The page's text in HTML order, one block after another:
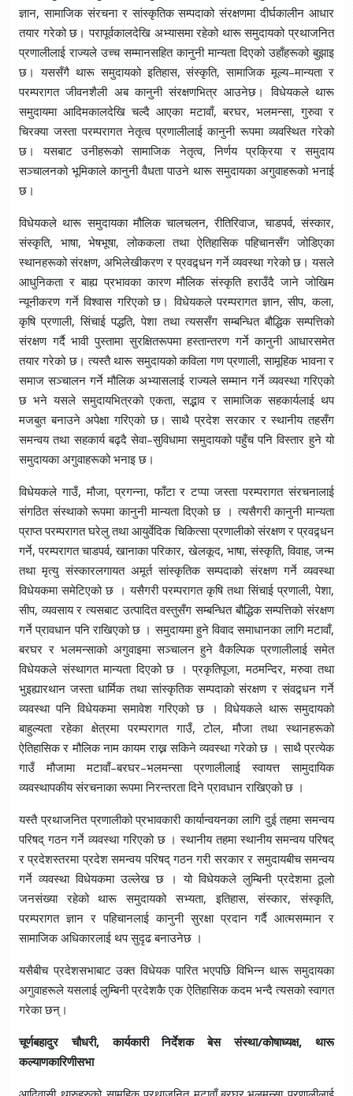
ज्ञान, सामाजिक संरचना र सांस्कृतिक सम्पदाको संरक्षणमा दीर्घकालीन आधार
तयार गरेको छ। परापूर्वकालदेखि अभ्यासमा रहेको थारू समुदायको प्रथाजनित
प्रणालीलाई राज्यले उच्च सम्मानसहित कानुनी मान्यता दिएको उहाँहरूको बुझाइ
छ। यससँगै थारू समुदायको इतिहास, संस्कृति, सामाजिक मूल्य–मान्यता र
परम्परागत जीवनशैली अब कानुनी संरक्षणभित्र आउनेछ। विधेयकले थारू
समुदायमा आदिमकालदेखि चल्दै आएका मटावाँ, बरघर, भलमन्सा, गुरुवा र
चिरक्या जस्ता परम्परागत नेतृत्व प्रणालीलाई कानुनी रूपमा व्यवस्थित गरेको
छ। यसबाट उनीहरूको सामाजिक नेतृत्व, निर्णय प्रक्रिया र समुदाय
सञ्चालनको भूमिकाले कानुनी वैधता पाउने थारू समुदायका अगुवाहरूको भनाई
छ।
विधेयकले थारू समुदायका मौलिक चालचलन, रीतिरिवाज, चाडपर्व, संस्कार,
संस्कृति, भाषा, भेषभूषा, लोककला तथा ऐतिहासिक पहिचानसँग जोडिएका
स्थानहरूको संरक्षण, अभिलेखीकरण र प्रवद्र्धन गर्ने व्यवस्था गरेको छ। यसले
आधुनिकता र बाह्य प्रभावका कारण मौलिक संस्कृति हराउँदै जाने जोखिम
न्यूनीकरण गर्ने विश्वास गरिएको छ। विधेयकले परम्परागत ज्ञान, सीप, कला,
कृषि प्रणाली, सिंचाई पद्धति, पेशा तथा त्यससँग सम्बन्धित बौद्धिक सम्पत्तिको
संरक्षण गर्दै भावी पुस्तामा सुरक्षितरूपमा हस्तान्तरण गर्ने कानुनी आधारसमेत
तयार गरेको छ। त्यस्तै थारू समुदायको कविला गण प्रणाली, सामूहिक भावना र
समाज सञ्चालन गर्ने मौलिक अभ्यासलाई राज्यले सम्मान गर्ने व्यवस्था गरिएको
छ भने यसले समुदायभित्रको एकता, सद्भाव र सामाजिक सहकार्यलाई थप
मजबुत बनाउने अपेक्षा गरिएको छ। साथै प्रदेश सरकार र स्थानीय तहसँग
समन्वय तथा सहकार्य बढ्दै सेवा–सुविधामा समुदायको पहुँच पनि विस्तार हुने यो
समुदायका अगुवाहरूको भनाइ छ।
विधेयकले गाउँ, मौजा, प्रगन्ना, फाँटा र टप्पा जस्ता परम्परागत संरचनालाई
संगठित संस्थाको रूपमा कानुनी मान्यता दिएको छ । त्यसैगरी कानुनी मान्यता
प्राप्त परम्परागत घरेलु तथा आयुर्वेदिक चिकित्सा प्रणालीको संरक्षण र प्रवद्र्धन
गर्ने, परम्परागत चाडपर्व, खानाका परिकार, खेलकूद, भाषा, संस्कृति, विवाह, जन्म
तथा मृत्यु संस्कारलगायत अमूर्त सांस्कृतिक सम्पदाको संरक्षण गर्ने व्यवस्था
विधेयकमा समेटिएको छ । यसैगरी परम्परागत कृषि तथा सिंचाई प्रणाली, पेशा,
सीप, व्यवसाय र त्यसबाट उत्पादित वस्तुसँग सम्बन्धित बौद्धिक सम्पत्तिको संरक्षण
गर्ने प्रावधान पनि राखिएको छ । समुदायमा हुने विवाद समाधानका लागि मटावाँ,
बरघर र भलमन्साको अगुवाइमा सञ्चालन हुने वैकल्पिक प्रणालीलाई समेत
विधेयकले संस्थागत मान्यता दिएको छ । प्रकृतिपूजा, मठमन्दिर, मरुवा तथा
भुइह्यारथान जस्ता धार्मिक तथा सांस्कृतिक सम्पदाको संरक्षण र संवद्र्धन गर्ने
व्यवस्था पनि विधेयकमा समावेश गरिएको छ । विधेयकले थारू समुदायको
बाहुल्यता रहेका क्षेत्रमा परम्परागत गाउँ, टोल, मौजा तथा स्थानहरूको
ऐतिहासिक र मौलिक नाम कायम राख्न सकिने व्यवस्था गरेको छ । साथै प्रत्येक
गाउँ मौजामा मटावाँ–बरघर–भलमन्सा प्रणालीलाई स्वायत्त सामुदायिक
व्यवस्थापकीय संरचनाका रूपमा निरन्तरता दिने प्रावधान राखिएको छ ।
यस्तै प्रथाजनित प्रणालीको प्रभावकारी कार्यान्वयनका लागि दुई तहमा समन्वय
परिषद् गठन गर्ने व्यवस्था गरिएको छ । स्थानीय तहमा स्थानीय समन्वय परिषद्
र प्रदेशस्तरमा प्रदेश समन्वय परिषद् गठन गरी सरकार र समुदायबीच समन्वय
गर्ने व्यवस्था विधेयकमा उल्लेख छ । यो विधेयकले लुम्बिनी प्रदेशमा ठूलो
जनसंख्या रहेको थारू समुदायको सभ्यता, इतिहास, संस्कार, संस्कृति,
परम्परागत ज्ञान र पहिचानलाई कानुनी सुरक्षा प्रदान गर्दै आत्मसम्मान र
सामाजिक अधिकारलाई थप सुदृढ बनाउनेछ ।
यसैबीच प्रदेशसभाबाट उक्त विधेयक पारित भएपछि विभिन्न थारू समुदायका
अगुवाहरूले यसलाई लुम्बिनी प्रदेशकै एक ऐतिहासिक कदम भन्दै त्यसको स्वागत
गरेका छन्।
चूर्णबहादुर चौधरी, कार्यकारी निर्देशक बेस संस्था/कोषाध्यक्ष, थारू
कल्याणकारिणीसभा